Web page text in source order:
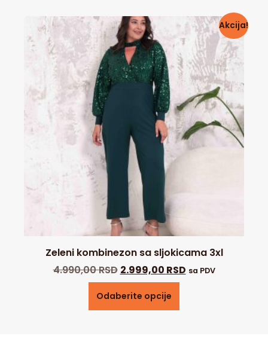
Akcija!
Zeleni kombinezon sa sljokicama 3xl
4.990,00RSD 2.999,00 RSD sa PDV
Odaberite opcije